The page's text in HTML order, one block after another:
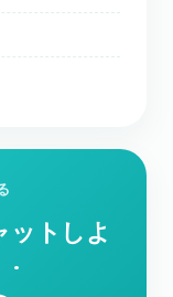
ットしよ
.